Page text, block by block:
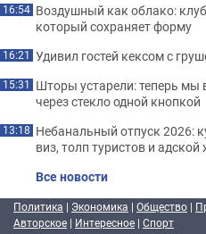
16:54 Воздушный как облако:
который сохраняет форму
16:21 Удивил гостей кексом с
15:31 Шторы устарели: теперь
через стекло одной кнопкой
13:18 Небанальный отпуск 2026:
виз, толп туристов и
Все новости
Политика | Экономика | Общество |
Авторское | Интересное | Спорт